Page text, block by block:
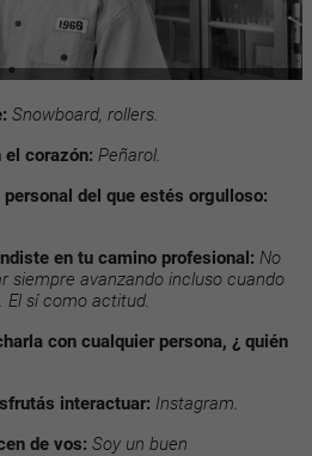
Snowboard, rollers.
el corazón: Peñarol.
del que estés orgulloso:
en tu camino profesional: No
siempre avanzando incluso cuando
sí como actitud.
con cualquier persona, ¿ quién
interactuar: Instagram.
de vos: Soy un buen